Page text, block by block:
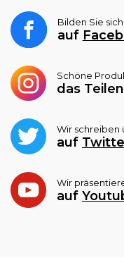
Bilden Sie
auf
Schöne
das
Wir schreiben
auf
Wir
auf